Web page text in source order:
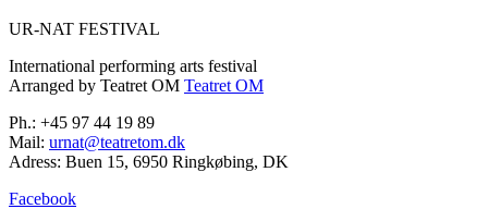
UR-NAT FESTIVAL
International performing arts festival
Arranged by Teatret OM Teatret OM
Ph.: +45 97 44 19 89
Mail: urnat@teatretom.dk
Adress: Buen 15, 6950 Ringkøbing, DK
Facebook